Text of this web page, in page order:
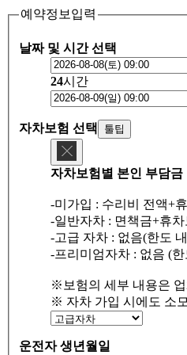
예약정보입력
날짜 및 시간 선택
24시간
자차보험 선택 툴팁
자차보험별 본인 부담금
-미가입 : 수리비 전액+
-일반자차 : 면책금+휴
-고급 자차 : 없음(한도
-프리미엄자차 : 없음 (
※보험의 세부 내용은
※ 자차 가입 시에도 소
운전자 생년월일